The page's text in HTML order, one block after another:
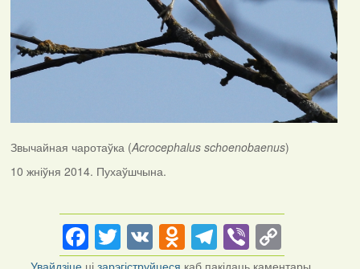
Звычайная чаротаўка (Acrocephalus schoenobaenus)
10 жніўня 2014. Пухаўшчына.
Facebook
Twitter
VKOdnoklassniki
Telegram
Viber
Link
Увайдзіце цізарэгіструйцеся каб пакідаць каментары.